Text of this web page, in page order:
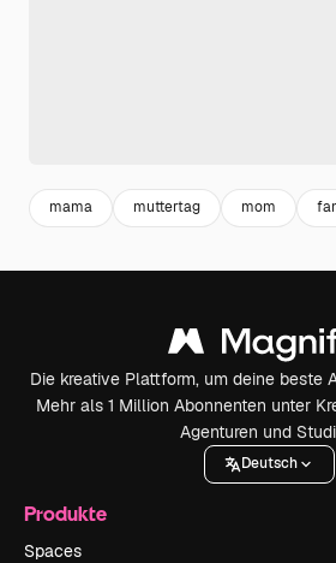
mama muttertag mom
Die kreative Plattform, um deine beste
Mehr als 1 Million Abonnenten unter
Agenturen und
Deutsch
Produkte
Spaces